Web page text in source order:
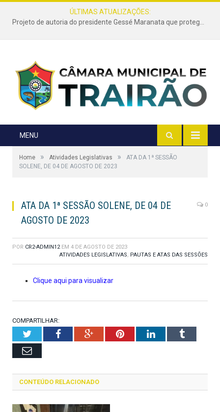
ÚLTIMAS ATUALIZAÇÕES:
Projeto de autoria do presidente Gessé Maranata que protege as estradas vicinais de Trairão é transformado em lei
MENU
Home » Atividades Legislativas »
ATA DA 1ª SESSÃO
SOLENE, DE 04 DE AGOSTO DE 2023
ATA DA 1ª SESSÃO SOLENE, DE 04 DE
AGOSTO DE 2023
0
POR CR2-ADMIN12 EM 4 DE AGOSTO DE 2023
ATIVIDADES LEGISLATIVAS, PAUTAS E ATAS DAS SESSÕES
Clique aqui para visualizar
COMPARTILHAR:
TwitterFacebookGoogle+PinterestLinkedInTumblr
Email
CONTEÚDO RELACIONADO